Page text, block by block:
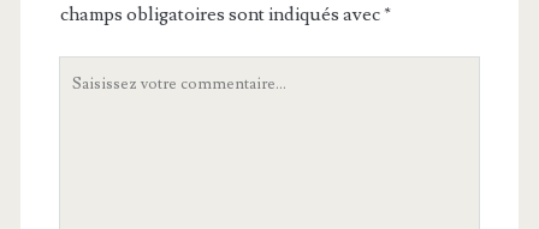
champs obligatoires sont indiqués avec*